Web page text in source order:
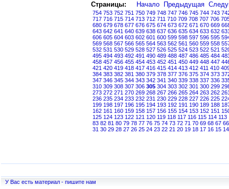
Страницы: Начало Предыдущая
754 753 752 751 750 749 748 747 746 745 744 743
717 716 715 714 713 712 711 710 709 708 707 706
680 679 678 677 676 675 674 673 672 671 670 669
643 642 641 640 639 638 637 636 635 634 633 632
606 605 604 603 602 601 600 599 598 597 596 595
569 568 567 566 565 564 563 562 561 560 559 558
532 531 530 529 528 527 526 525 524 523 522 521
495 494 493 492 491 490 489 488 487 486 485 484
458 457 456 455 454 453 452 451 450 449 448 447
421 420 419 418 417 416 415 414 413 412 411 410
384 383 382 381 380 379 378 377 376 375 374 373
347 346 345 344 343 342 341 340 339 338 337 336
310 309 308 307 306 305 304 303 302 301 300 299
273 272 271 270 269 268 267 266 265 264 263 262
236 235 234 233 232 231 230 229 228 227 226 225
199 198 197 196 195 194 193 192 191 190 189 188
162 161 160 159 158 157 156 155 154 153 152 151
125 124 123 122 121 120 119 118 117 116 115 114 113
83 82 81 80 79 78 77 76 75 74 73 72 71 70 69 68 67 66
31 30 29 28 27 26 25 24 23 22 21 20 19 18 17 16 15 14
У Вас есть материал - пишите нам